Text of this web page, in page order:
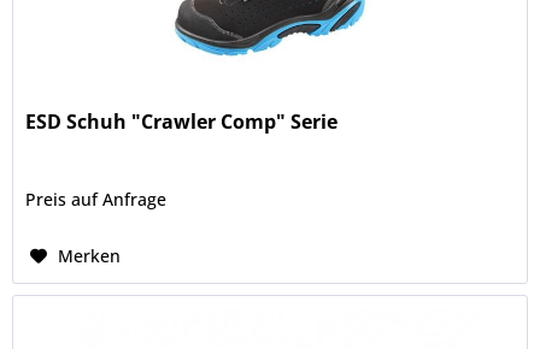
ESD Schuh "Crawler Comp" Serie
Preis auf Anfrage
Merken